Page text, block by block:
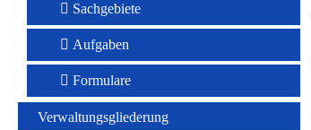
Sachgebiete
Aufgaben
Formulare
Verwaltungsgliederung